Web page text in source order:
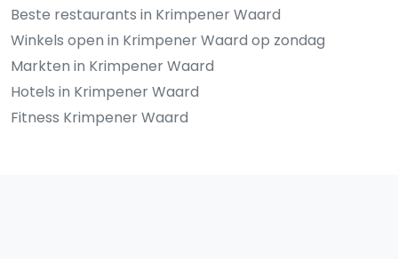
Beste restaurants in Krimpener Waard
Winkels open in Krimpener Waard op zondag
Markten in Krimpener Waard
Hotels in Krimpener Waard
Fitness Krimpener Waard